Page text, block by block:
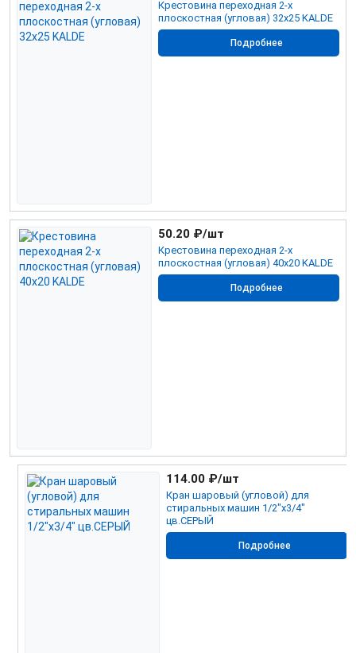
Крестовина переходная 2-х
плоскостная (угловая) 32х25 KALDE
Подробнее
Крестовина переходная 2-х
плоскостная (угловая) 40х20 KALDE
50.20 ₽/шт
Подробнее
Кран шаровый (угловой) для
стиральных машин 1/2"х3/4"
цв.СЕРЫЙ
114.00 ₽/шт
Подробнее